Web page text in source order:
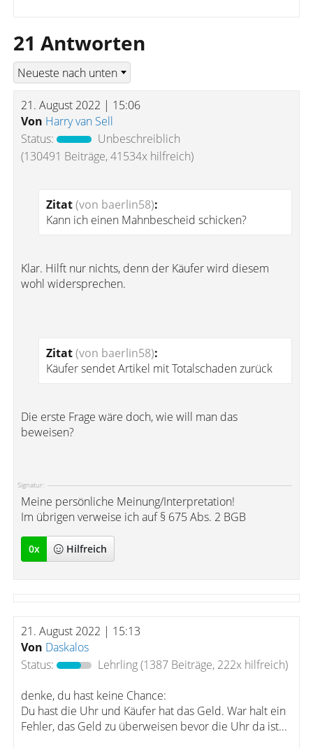
21 Antworten
21. August 2022 | 15:06
Von Harry van Sell
Status:
Unbeschreiblich
(130491 Beiträge, 41534x hilfreich)
Zitat(von baerlin58):
Kann ich einen Mahnbescheid schicken?
Klar. Hilft nur nichts, denn der Käufer wird diesem
wohl widersprechen.
Zitat(von baerlin58):
Käufer sendet Artikel mit Totalschaden zurück
Die erste Frage wäre doch, wie will man das
beweisen?
Signatur:
Meine persönliche Meinung/Interpretation!
Im übrigen verweise ich auf § 675 Abs. 2 BGB
0x Hilfreich
21. August 2022 | 15:13
Von Daskalos
Status:
Lehrling(1387 Beiträge, 222x hilfreich)
denke, du hast keine Chance:
Du hast die Uhr und Käufer hat das Geld. War halt ein
Fehler, das Geld zu überweisen bevor die Uhr da ist...